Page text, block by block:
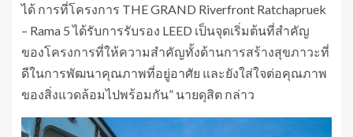
ได้ การที่โครงการ THE GRAND Riverfront Ratchapruek
– Rama 5 ได้รับการรับรอง LEED เป็นจุดเริ่มต้นที่สำคัญ
ของโครงการที่ให้ความสำคัญทั้งด้านการสร้างสุขภาวะที่
ดีในการพัฒนาคุณภาพที่อยู่อาศัย และยังใส่ใจต่อคุณภาพ
ของสิ่งแวดล้อมไปพร้อมกัน” นายดุสิต กล่าว